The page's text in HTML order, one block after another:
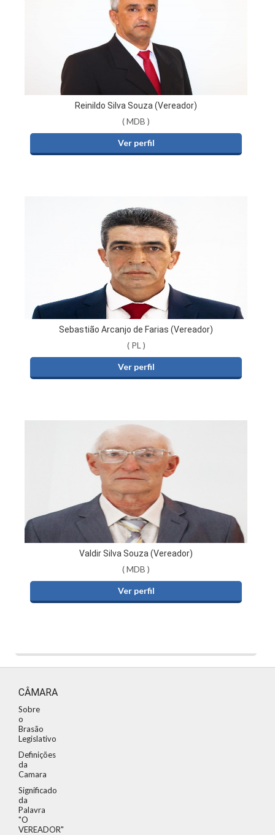
Reinildo Silva Souza (Vereador)
( MDB )
Ver perfil
Sebastião Arcanjo de Farias (Vereador)
( PL )
Ver perfil
Valdir Silva Souza (Vereador)
( MDB )
Ver perfil
CÂMARA
Sobre
o
Brasão
Legislativo
Definições
da
Camara
Significado
da
Palavra
"O
VEREADOR"